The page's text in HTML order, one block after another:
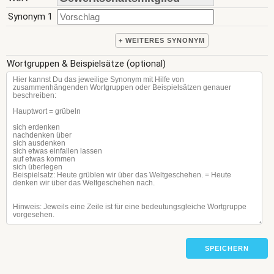
Synonym 1
+ WEITERES SYNONYM
Wortgruppen & Beispielsätze (optional)
SPEICHERN